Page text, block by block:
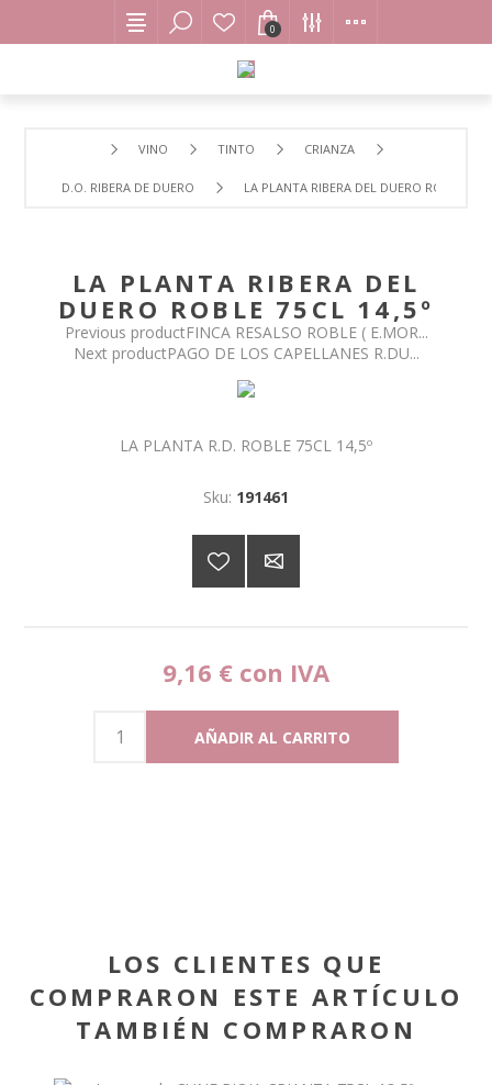
0
VINO TINTO CRIANZA
D.O. RIBERA DE DUERO LA PLANTA RIBERA DEL DUERO ROBLE
LA PLANTA RIBERA DEL
DUERO ROBLE 75CL 14,5º
Previous productFINCA RESALSO ROBLE ( E.MOR...
Next productPAGO DE LOS CAPELLANES R.DU...
LA PLANTA R.D. ROBLE 75CL 14,5º
Sku: 191461
9,16 € con IVA
LOS CLIENTES QUE
COMPRARON ESTE ARTÍCULO
TAMBIÉN COMPRARON